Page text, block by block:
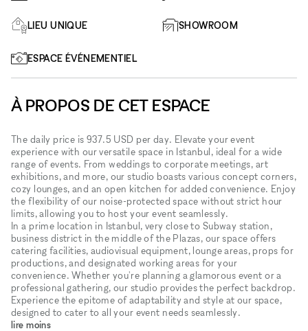
LIEU UNIQUE SHOWROOM
ESPACE ÉVÉNEMENTIEL
À PROPOS DE CET ESPACE
The daily price is 937.5 USD per day. Elevate your event
experience with our versatile space in Istanbul, ideal for a wide
range of events. From weddings to corporate meetings, art
exhibitions, and more, our studio boasts various concept corners,
cozy lounges, and an open kitchen for added convenience. Enjoy
the flexibility of our noise-protected space without strict hour
limits, allowing you to host your event seamlessly.
In a prime location in Istanbul, very close to Subway station,
business district in the middle of the Plazas, our space offers
catering facilities, audiovisual equipment, lounge areas, props for
productions, and designated working areas for your
convenience. Whether you're planning a glamorous event or a
professional gathering, our studio provides the perfect backdrop.
Experience the epitome of adaptability and style at our space,
designed to cater to all your event needs seamlessly.
lire moins